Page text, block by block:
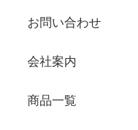
お問い合わせ
会社案内
商品一覧